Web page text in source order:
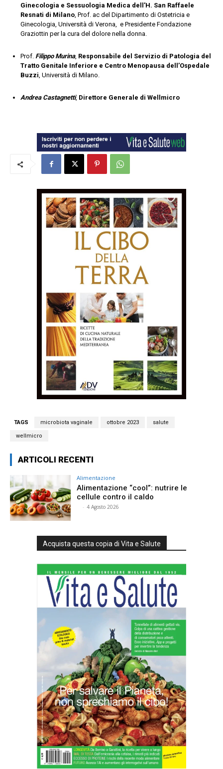
Ginecologia e Sessuologia Medica dell’H. San Raffaele
Resnati di Milano , Prof. ac del Dipartimento di Ostetricia e
Ginecologia, Università di Verona, e Presidente Fondazione
Graziottin per la cura del dolore nella donna.
Prof. Filippo Murina, Responsabile del Servizio di Patologia del
Tratto Genitale Inferiore e Centro Menopausa dell’Ospedale
Buzzi , Università di Milano.
Andrea Castagnetti, Direttore Generale di Wellmicro
TAGS microbiota vaginale ottobre 2023 salute
wellmicro
ARTICOLI RECENTI
Alimentazione
Alimentazione “cool”: nutrire le
cellule contro il caldo
- 4 Agosto 2026
Acquista questa copia di Vita e Salute